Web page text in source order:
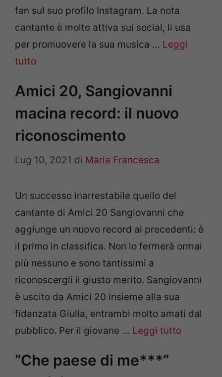
fan sul suo profilo Instagram. La nota
cantante è molto attiva sui social, li usa
per promuovere la sua musica … Leggi
tutto
Amici 20, Sangiovanni
macina record: il nuovo
riconoscimento
Lug 10, 2021 di Maria Francesca
Un successo inarrestabile quello del
cantante di Amici 20 Sangiovanni che
aggiunge un nuovo record ai precedenti: è
il primo in classifica. Non lo fermerà ormai
più nessuno e sono tantissimi a
riconoscergli il giusto merito. Sangiovanni
è uscito da Amici 20 insieme alla sua
fidanzata Giulia, entrambi molto amati dal
pubblico. Per il giovane … Leggi tutto
“Che paese di me***”